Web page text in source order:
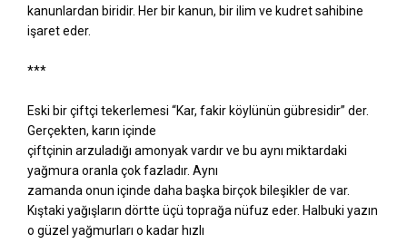
kanunlardan biridir. Her bir kanun, bir ilim ve kudret sahibine
işaret eder.
***
Eski bir çiftçi tekerlemesi “Kar, fakir köylünün gübresidir” der.
Gerçekten, karın içinde
çiftçinin arzuladığı amonyak vardır ve bu aynı miktardaki
yağmura oranla çok fazladır. Aynı
zamanda onun içinde daha başka birçok bileşikler de var.
Kıştaki yağışların dörtte üçü toprağa nüfuz eder. Halbuki yazın
o güzel yağmurları o kadar hızlı